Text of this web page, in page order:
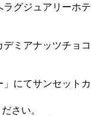
ラグジュアリーホテ
ミアナッツチョコ
にてサンセットカ
さい。